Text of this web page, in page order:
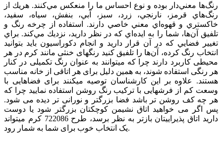
رنگ‌ها معني‌دار بوده و نوع احساس ما را منعكس مي‌كنند. هريك از
رنگ‌هاي قرمز، نارنجي، زرد، سبز، آبي، بنفش، سياه، سفيد،
خاكستري و قهوه‌اي معني خاصي دارند. استفاده از چرخه رنگ و
تلفيق آن‌ها، شما را به ايده‌اي كه در نظر داريد، نزديك مي‌كند. براي
تغيير فضايي كه در آن قرار داريد و انجام دكوراسيون بايد بتوانيد
انتخاب رنگ كرده، آن‌ها را تلفيق كنيد رنگ­های خنثی مانند کرم در هر
محیطی کاربرد دارند چرا که می­توانند به عنوان رنگ تکميلی در کنار
هر رنگی استفاده شوند، به همين دليل برای هر اتاقی از خانه مناسب
هستند. علاوه بر این کارشناسان توصیه می­کنند برای فضاهایی با
وسعت کم از فرش­هایی با ترکیب رنگ روشن استفاده نمایید چرا که
هر چه کف روشن تر باشد فضا بزرگتر و نورانی تر دیده می شود.
پس اگر می خواهيد اتاق نشيمن کوچک­تان بزرگ­تر شود يا دوست
داريد اتاق پذيرايی­تان بازتر به نظر برسد، طرح 722086 کرم می­تواند
یک انتخاب خوب برای شما به شمار رود.